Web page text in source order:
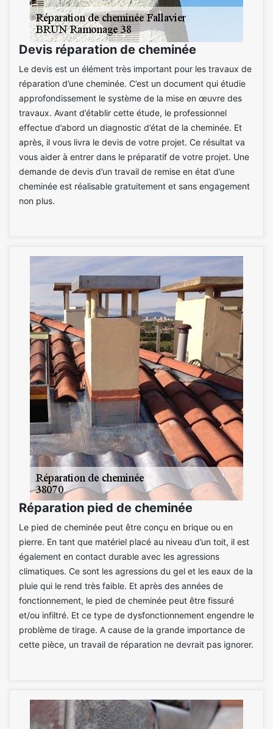
Devis réparation de cheminée
Le devis est un élément très important pour les travaux de
réparation d’une cheminée. C’est un document qui étudie
approfondissement le système de la mise en œuvre des
travaux. Avant d’établir cette étude, le professionnel
effectue d’abord un diagnostic d’état de la cheminée. Et
après, il vous livra le devis de votre projet. Ce résultat va
vous aider à entrer dans le préparatif de votre projet. Une
demande de devis d’un travail de remise en état d’une
cheminée est réalisable gratuitement et sans engagement
non plus.
Réparation pied de cheminée
Le pied de cheminée peut être conçu en brique ou en
pierre. En tant que matériel placé au niveau d’un toit, il est
également en contact durable avec les agressions
climatiques. Ce sont les agressions du gel et les eaux de la
pluie qui le rend très faible. Et après des années de
fonctionnement, le pied de cheminée peut être fissuré
et/ou infiltré. Et ce type de dysfonctionnement engendre le
problème de tirage. A cause de la grande importance de
cette pièce, un travail de réparation ne devrait pas ignorer.